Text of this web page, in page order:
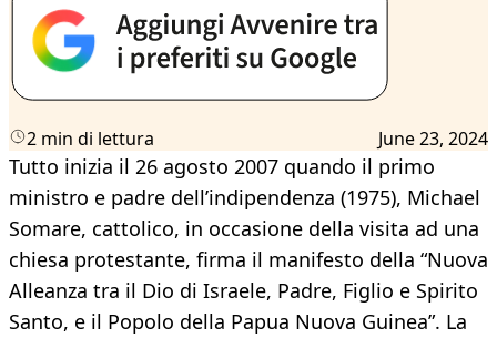
2 min di lettura June 23, 2024
Tutto inizia il 26 agosto 2007 quando il primo
ministro e padre dell’indipendenza (1975), Michael
Somare, cattolico, in occasione della visita ad una
chiesa protestante, firma il manifesto della “Nuova
Alleanza tra il Dio di Israele, Padre, Figlio e Spirito
Santo, e il Popolo della Papua Nuova Guinea”. La